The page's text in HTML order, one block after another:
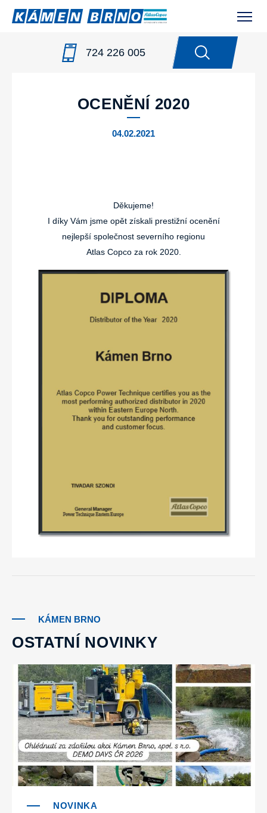
724 226 005
OCENĚNÍ 2020
OCENĚNÍ 2020
04.02.2021
Děkujeme!
I díky Vám jsme opět získali prestižní ocenění
nejlepší společnost severního regionu
Atlas Copco za rok 2020.
KÁMEN BRNO
OSTATNÍ NOVINKY